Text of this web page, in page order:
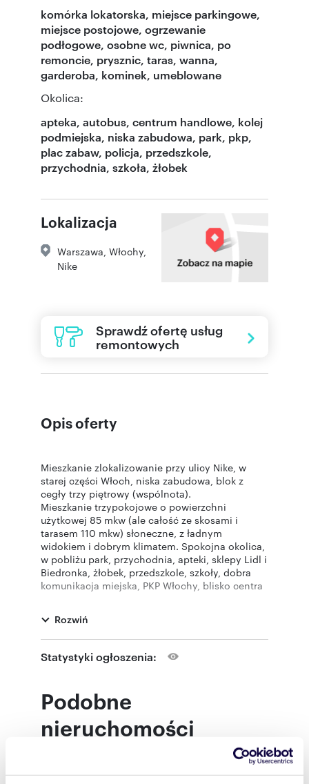
komórka lokatorska, miejsce parkingowe,
miejsce postojowe, ogrzewanie
podłogowe, osobne wc, piwnica, po
remoncie, prysznic, taras, wanna,
garderoba, kominek, umeblowane
Okolica:
apteka, autobus, centrum handlowe, kolej
podmiejska, niska zabudowa, park, pkp,
plac zabaw, policja, przedszkole,
przychodnia, szkoła, żłobek
Lokalizacja
Warszawa Włochy
Nike
Sprawdź ofertę usług
remontowych
Opis oferty
Mieszkanie zlokalizowanie przy ulicy Nike, w
starej części Włoch, niska zabudowa, blok z
cegły trzy piętrowy (wspólnota).
Mieszkanie trzypokojowe o powierzchni
użytkowej 85 mkw (ale całość ze skosami i
tarasem 110 mkw) słoneczne, z ładnym
widokiem i dobrym klimatem. Spokojna okolica,
w pobliżu park, przychodnia, apteki, sklepy Lidl i
Biedronka, żłobek, przedszkole, szkoły, dobra
komunikacja miejska, PKP Włochy, blisko centra
komunikacją miejską jak również samochodową.
Salon otwarty na kuchnię (nowa zmywarka),
duża sypialnia (ok. 15 mkw) z małą garderobą
prysznic, podgrzewana podłoga) , oddzielne WC
pralka) do wynajęcia od zaraz.
jadalnym stołem (rozkładanym), z klimatyzacją
Rozwiń
Statystyki ogłoszenia:
Podobne
nieruchomości